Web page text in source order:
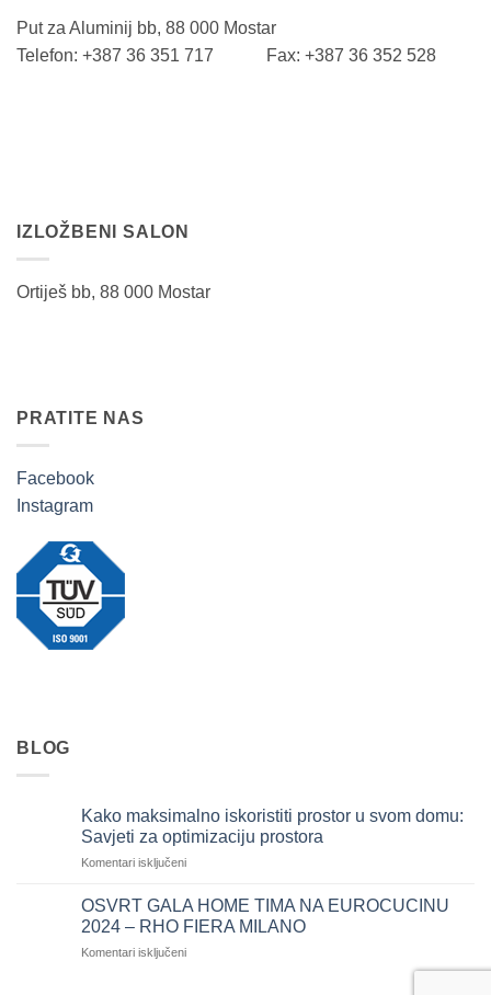
Put za Aluminij bb, 88 000 Mostar
Telefon: +387 36 351 717 Fax: +387 36 352 528
IZLOŽBENI SALON
Ortiješ bb, 88 000 Mostar
PRATITE NAS
Facebook
Instagram
BLOG
Kako maksimalno iskoristiti prostor u svom domu:
Savjeti za optimizaciju prostora
Komentari isključeniza
maksimalno
iskoristiti
prostor
u
OSVRT GALA HOME TIMA NA EUROCUCINU
2024 – RHO FIERA MILANO
Komentari isključeniza